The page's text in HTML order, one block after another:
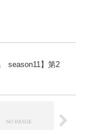
season11】第2